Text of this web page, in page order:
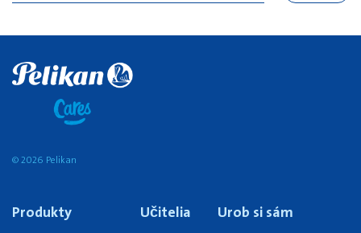
© 2026 Pelikan
Produkty Učitelia Urob si sám